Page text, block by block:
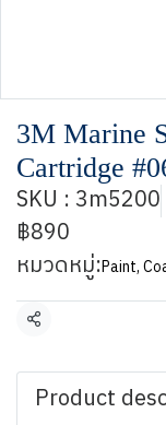
3M Marine
Cartridge
SKU : 3m5200
฿890
หมวดหมู่:Paint,
แชร์
Product